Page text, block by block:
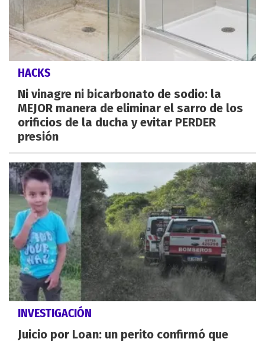
HACKS
Ni vinagre ni bicarbonato de sodio: la
MEJOR manera de eliminar el sarro de los
orificios de la ducha y evitar PERDER
presión
INVESTIGACIÓN
Juicio por Loan: un perito confirmó que